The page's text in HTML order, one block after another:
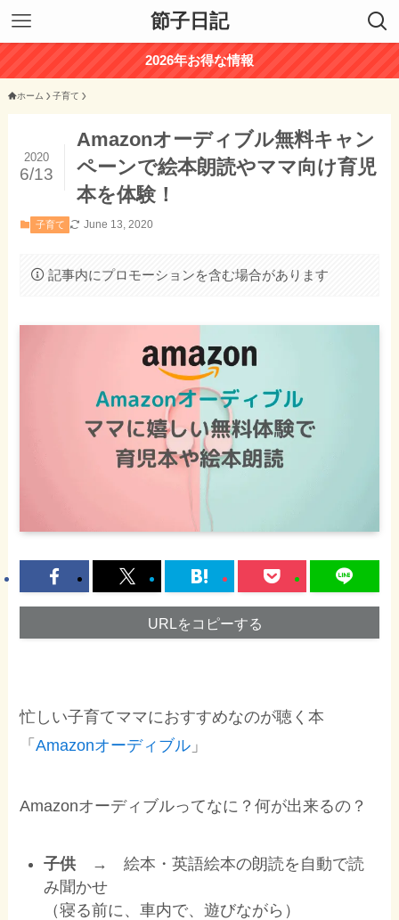
節子日記
2026年お得な情報
ホーム 子育て
Amazonオーディブル無料キャン
ペーンで絵本朗読やママ向け育児
本を体験！
2020
6/13
子育て June 13, 2020
記事内にプロモーションを含む場合があります
URLをコピーする
忙しい子育てママにおすすめなのが聴く本
「Amazonオーディブル 」
Amazonオーディブルってなに？何が出来るの？
子供 → 絵本・英語絵本の朗読を自動で読
み聞かせ
（寝る前に、車内で、遊びながら）